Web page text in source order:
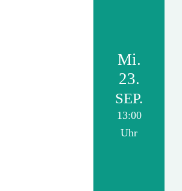
Mi.
23.
SEP.
13:00
Uhr